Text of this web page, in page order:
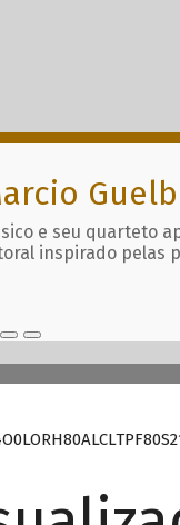
e seu quarteto
inspirado pelas